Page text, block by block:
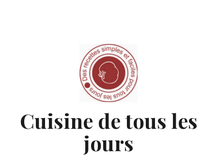
Cuisine de tous les
jours